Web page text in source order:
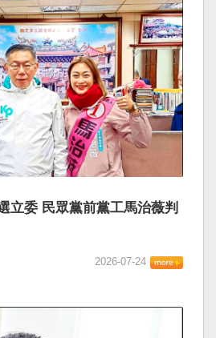
立委 民眾黨前黨工馬治薇判
2026-07-24